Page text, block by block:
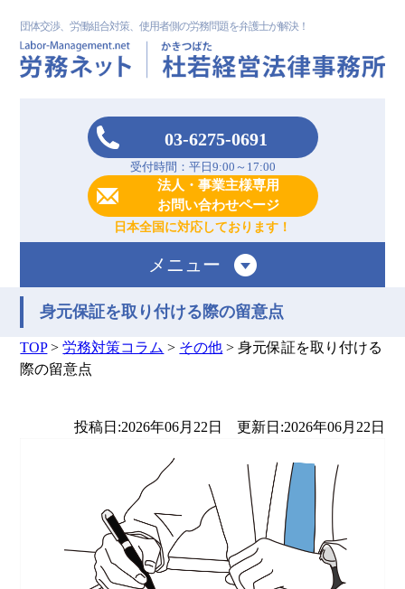
団体交渉、労働組合対策、使用者側の労務問題を弁護士が解決！
03-6275-0691
受付時間：平日9:00～17:00
法人・事業主様専用
お問い合わせページ
日本全国に対応しております！
メニュー
身元保証を取り付ける際の留意点
TOP>労務対策コラム > その他 >身元保証を取り付ける
際の留意点
投稿日:2026年06月22日 更新日:2026年06月22日